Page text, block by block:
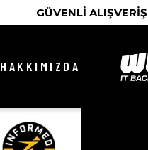
GÜVENLİ ALIŞVERİŞ
HAKKIMIZDA